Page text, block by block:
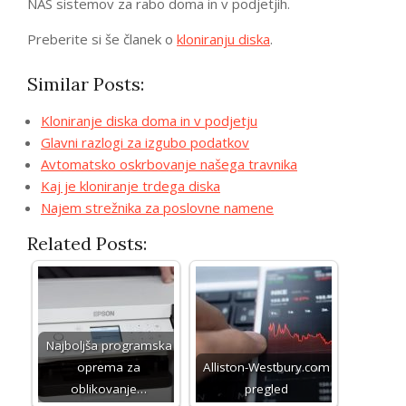
NAS sistemov za rabo doma in v podjetjih.
Preberite si še članek o kloniranju diska.
Similar Posts:
Kloniranje diska doma in v podjetju
Glavni razlogi za izgubo podatkov
Avtomatsko oskrbovanje našega travnika
Kaj je kloniranje trdega diska
Najem strežnika za poslovne namene
Related Posts:
Najboljša programska
oprema za
oblikovanje…
Alliston-Westbury.com
pregled